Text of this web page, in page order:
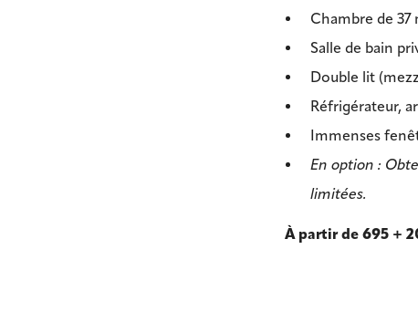
Chambre de 37
Salle de bain
Double lit
Réfrigérateur,
Immenses
En option :
limitées.
À partir de 695 +